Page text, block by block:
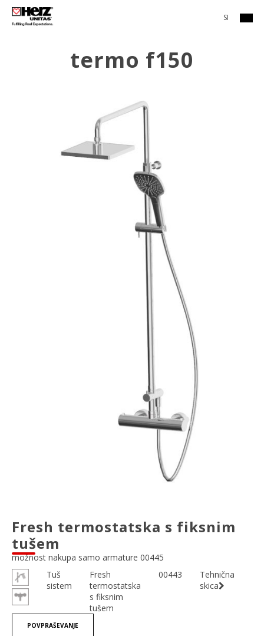
SI
termo f150
Fresh termostatska s fiksnim
tušem
možnost nakupa samo armature 00445
Tuš
sistem
Fresh
termostatska
s fiksnim
tušem
00443
Tehnična
skica
POVPRAŠEVANJE